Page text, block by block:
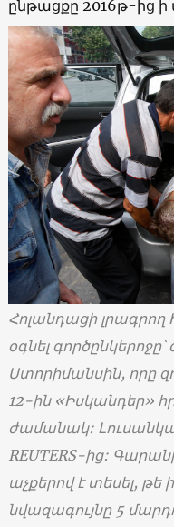
ընթացքը 2016թ-ից ի
Հոլանդացի լրագրող
օգնել
Ստորիմանսին, որը
12-ին «Իսկանդեր»
ժամանակ:
REUTERS-ից:
աչքերով է տեսել, թե
նվազագույնը 5